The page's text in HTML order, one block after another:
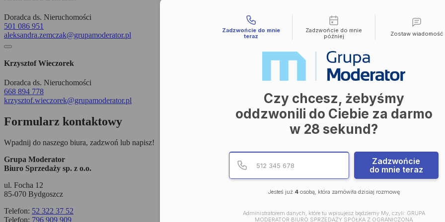
Doradca ds. Nieruchomości
501 086 951
aleksandra.zemczak@grupamoderator.pl
Krzysztof Wieczorek
Doradca ds. Nieruchomości
668 894 778
krzysztof.wieczorek@grupamoderator.pl
Formularz kontaktowy
Wpadnij do naszego biura, zadzwoń lub napisz!
Grupa Moderator
Biuro Sprzedaży sp. z o.o.
ul. Focha 12
85-070 Bydgoszcz
Telefon: 52 322 37 52
Telefon: 796 909 909
Możliwości kontaktu
Zadzwońcie do mnie
teraz
Zadzwońcie do mnie
później
Zostaw wiadomość
Czy chcesz, żebyśmy
oddzwonili do Ciebie za darmo
w 28 sekund?
Numer telefonu
Podaj poprawny numer
Zadzwońcie
do mnie teraz
Jesteś już 4 osobą, która zamówiła dzisiaj rozmowę
Administratorem danych, które tu wpisujesz będziemy My, czyli: GRUPA
MODERATOR BIURO SPRZEDAŻY SPÓŁKA Z OGRANICZONĄ